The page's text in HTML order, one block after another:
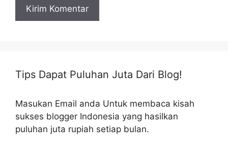
Tips Dapat Puluhan Juta Dari Blog!
Masukan Email anda Untuk membaca kisah
sukses blogger Indonesia yang hasilkan
puluhan juta rupiah setiap bulan.